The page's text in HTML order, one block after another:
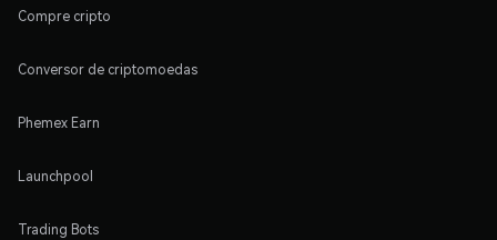
Compre cripto
Conversor de criptomoedas
Phemex Earn
Launchpool
Trading Bots